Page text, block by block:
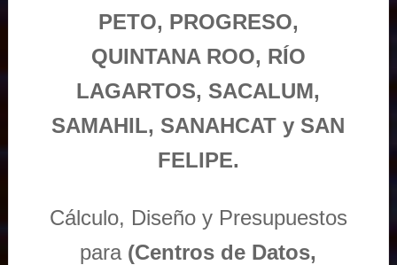
PETO, PROGRESO,
QUINTANA ROO, RÍO
LAGARTOS, SACALUM,
SAMAHIL, SANAHCAT y SAN
FELIPE.
Cálculo, Diseño y Presupuestos
para (Centros de Datos,